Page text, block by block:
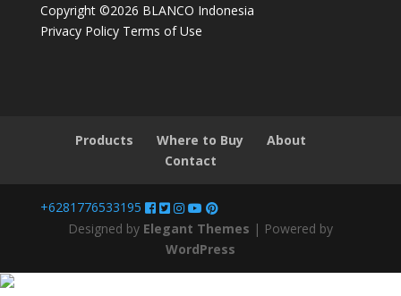
Copyright ©2026 BLANCO Indonesia
Privacy Policy Terms of Use
Products Where to Buy
About
Contact
+6281776533195
Designed by Elegant Themes | Powered by
WordPress